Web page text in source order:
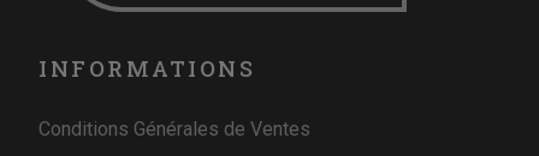
INFORMATIONS
Conditions Générales de Ventes